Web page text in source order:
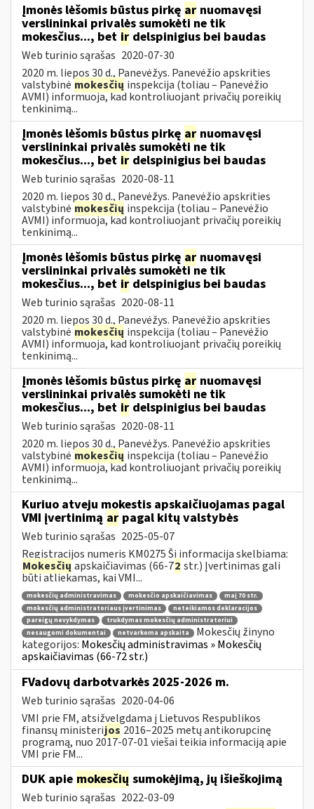
Įmonės lėšomis būstus pirkę ar nuomavęsi
verslininkai privalės sumokėti ne tik
mokesčius..., bet ir delspinigius bei baudas
Web turinio sąrašas 2020-07-30
2020 m. liepos 30 d., Panevėžys. Panevėžio apskrities
valstybinė mokesčių inspekcija (toliau – Panevėžio
AVMI) informuoja, kad kontroliuojant privačių poreikių
tenkinimą...
Įmonės lėšomis būstus pirkę ar nuomavęsi
verslininkai privalės sumokėti ne tik
mokesčius..., bet ir delspinigius bei baudas
Web turinio sąrašas 2020-08-11
2020 m. liepos 30 d., Panevėžys. Panevėžio apskrities
valstybinė mokesčių inspekcija (toliau – Panevėžio
AVMI) informuoja, kad kontroliuojant privačių poreikių
tenkinimą...
Įmonės lėšomis būstus pirkę ar nuomavęsi
verslininkai privalės sumokėti ne tik
mokesčius..., bet ir delspinigius bei baudas
Web turinio sąrašas 2020-08-11
2020 m. liepos 30 d., Panevėžys. Panevėžio apskrities
valstybinė mokesčių inspekcija (toliau – Panevėžio
AVMI) informuoja, kad kontroliuojant privačių poreikių
tenkinimą...
Įmonės lėšomis būstus pirkę ar nuomavęsi
verslininkai privalės sumokėti ne tik
mokesčius..., bet ir delspinigius bei baudas
Web turinio sąrašas 2020-08-11
2020 m. liepos 30 d., Panevėžys. Panevėžio apskrities
valstybinė mokesčių inspekcija (toliau – Panevėžio
AVMI) informuoja, kad kontroliuojant privačių poreikių
tenkinimą...
Kuriuo atveju mokestis apskaičiuojamas pagal
VMI įvertinimą ar pagal kitų valstybės
Web turinio sąrašas 2025-05-07
Registracijos numeris KM0275 Ši informacija skelbiama:
Mokesčių apskaičiavimas (66-72 str.) Įvertinimas gali
būti atliekamas, kai VMI...
mokesčių administravimas mokesčio apskaičiavimas
maį 70 str.
mokesčių administratoriaus įvertinimas
neteikiamos deklaracijos
pareigų nevykdymas
trukdymas mokesčių administratoriui
nesaugomi dokumentai
netvarkoma apskaita
Mokesčių žinyno
kategorijos: Mokesčių administravimas » Mokesčių
apskaičiavimas (66-72 str.)
FVadovų darbotvarkės 2025-2026 m.
Web turinio sąrašas 2020-04-06
VMI prie FM, atsižvelgdama į Lietuvos Respublikos
finansų ministerijos 2016–2025 metų antikorupcinę
programą, nuo 2017-07-01 viešai teikia informaciją apie
VMI prie FM...
DUK apie mokesčių sumokėjimą, jų išieškojimą
Web turinio sąrašas 2022-03-09